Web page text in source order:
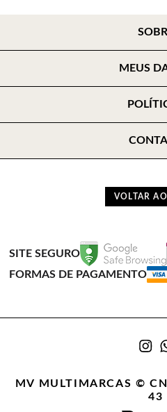
MEUS
VOLTAR
SITE SEGURO
FORMAS DE PAGAMENTO
MV MULTIMARCAS ©
43